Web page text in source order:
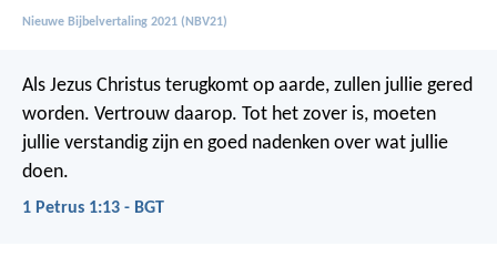
Nieuwe Bijbelvertaling 2021 (NBV21)
Als Jezus Christus terugkomt op aarde, zullen jullie gered
worden. Vertrouw daarop. Tot het zover is, moeten
jullie verstandig zijn en goed nadenken over wat jullie
doen.
1 Petrus 1:13 - BGT